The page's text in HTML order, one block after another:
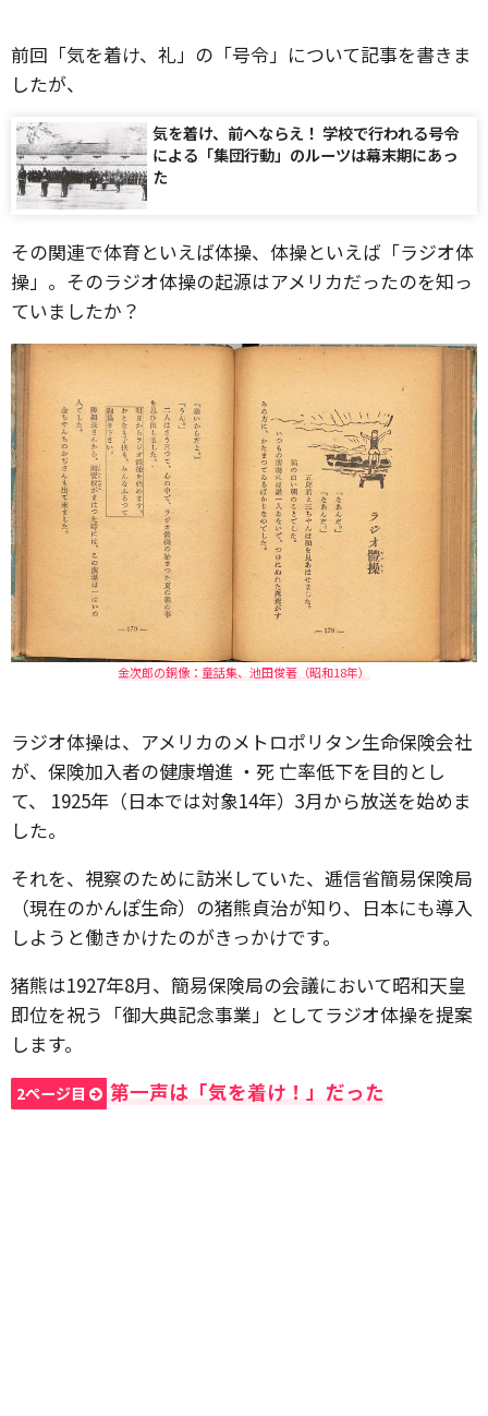
前回「気を着け、礼」の「号令」について記事を書きま
したが、
気を着け、前へならえ！ 学校で行われる号令
による「集団行動」のルーツは幕末期にあっ
た
その関連で体育といえば体操、体操といえば「ラジオ体
操」。そのラジオ体操の起源はアメリカだったのを知っ
ていましたか？
金次郎の銅像：童話集、池田俊著（昭和18年）
ラジオ体操は、アメリカのメトロポリタン生命保険会社
が、保険加入者の健康増進 ・死 亡率低下を目的とし
て、 1925年（日本では対象14年）3月から放送を始めま
した。
それを、視察のために訪米していた、逓信省簡易保険局
（現在のかんぽ生命）の猪熊貞治が知り、 日本にも導入
しようと働きかけたのがきっかけです。
猪熊は1927年8月、簡易保険局の会議において昭和天皇
即位を祝う 「御大典記念事業」 としてラジオ体操を提案
します。
2ページ目 第一声は「気を着け！」だった